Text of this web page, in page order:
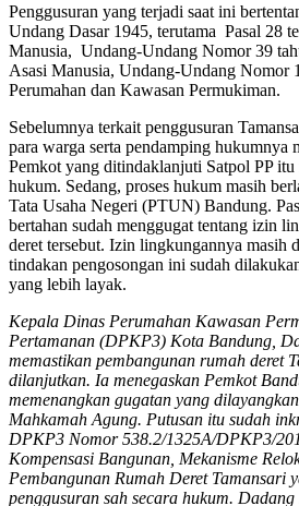
Penggusuran yang terjadi saat ini
Undang Dasar 1945, terutama Pasal 28
Manusia, Undang-Undang Nomor 39
Asasi Manusia, Undang-Undang Nomor
Perumahan dan Kawasan Permukiman.
Sebelumnya terkait penggusuran
para warga serta pendamping hukumnya
Pemkot yang ditindaklanjuti Satpol PP
hukum. Sedang, proses hukum masih
Tata Usaha Negeri (PTUN) Bandung.
bertahan sudah menggugat tentang izin
deret tersebut. Izin lingkungannya masih
tindakan pengosongan ini sudah
yang lebih layak.
Kepala Dinas Perumahan Kawasan
Pertamanan (DPKP3) Kota Bandung,
memastikan pembangunan rumah deret
dilanjutkan. Ia menegaskan Pemkot
memenangkan gugatan yang
Mahkamah Agung. Putusan itu sudah
DPKP3 Nomor 538.2/1325A/DPKP3/
Kompensasi Bangunan, Mekanisme
Pembangunan Rumah Deret Tamansari
penggusuran sah secara hukum. Dadang